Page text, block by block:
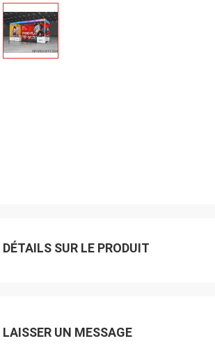
DÉTAILS SUR LE PRODUIT
LAISSER UN MESSAGE